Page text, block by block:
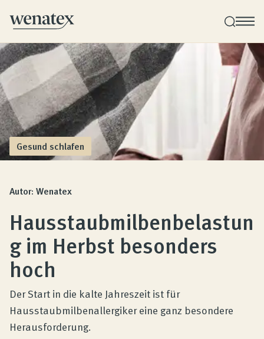
Wenatex Schlafberatung
Produktberatung zu Hause oder online!
Produkte
Qualität und Garantie
Kundenbewertungen
Produktberatung
Unternehmen
Gesund schlafen
Autor: Wenatex
Hausstaubmilbenbelastun
g im Herbst besonders
hoch
Der Start in die kalte Jahreszeit ist für
Hausstaubmilbenallergiker eine ganz besondere
Herausforderung.